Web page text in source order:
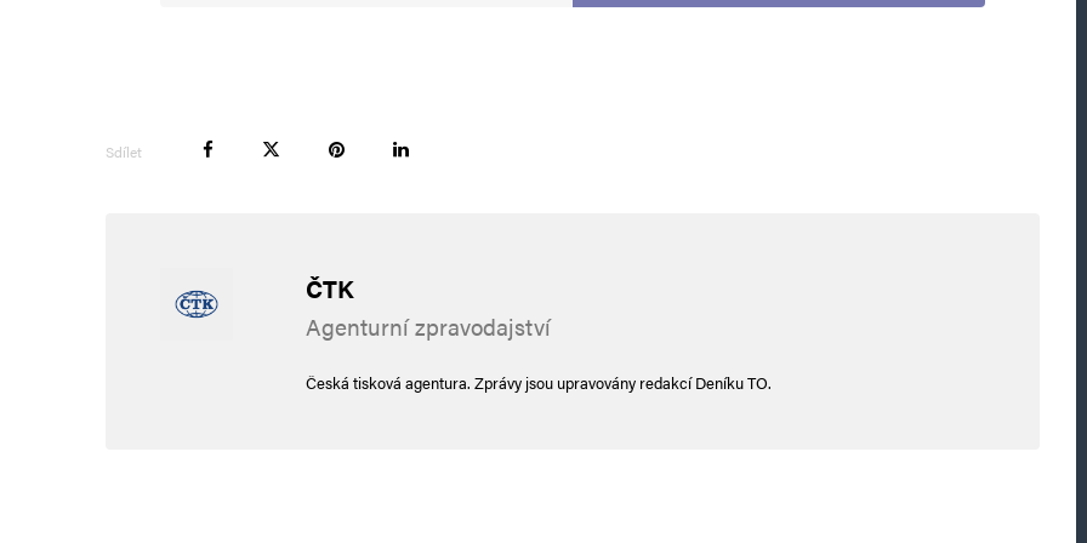
Sdílet
ČTK
Agenturní zpravodajství
Česká tisková agentura. Zprávy jsou upravovány redakcí Deníku TO.